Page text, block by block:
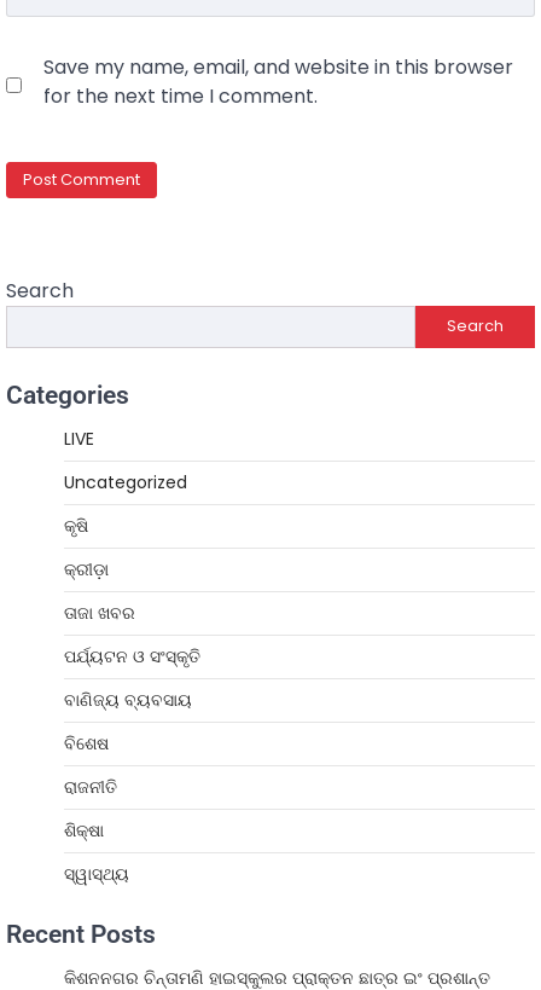
Save my name, email, and website in this browser
for the next time I comment.
Search
Search
Categories
LIVE
Uncategorized
କୃଷି
କ୍ରୀଡ଼ା
ତାଜା ଖବର
ପର୍ଯ୍ୟଟନ ଓ ସଂସ୍କୃତି
ବାଣିଜ୍ୟ ବ୍ୟବସାୟ
ବିଶେଷ
ରାଜନୀତି
ଶିକ୍ଷା
ସ୍ୱାସ୍ଥ୍ୟ
Recent Posts
କିଶନନଗର ଚିନ୍ତାମଣି ହାଇସ୍କୁଲର ପ୍ରାକ୍ତନ ଛାତ୍ର ଇଂ ପ୍ରଶାନ୍ତ